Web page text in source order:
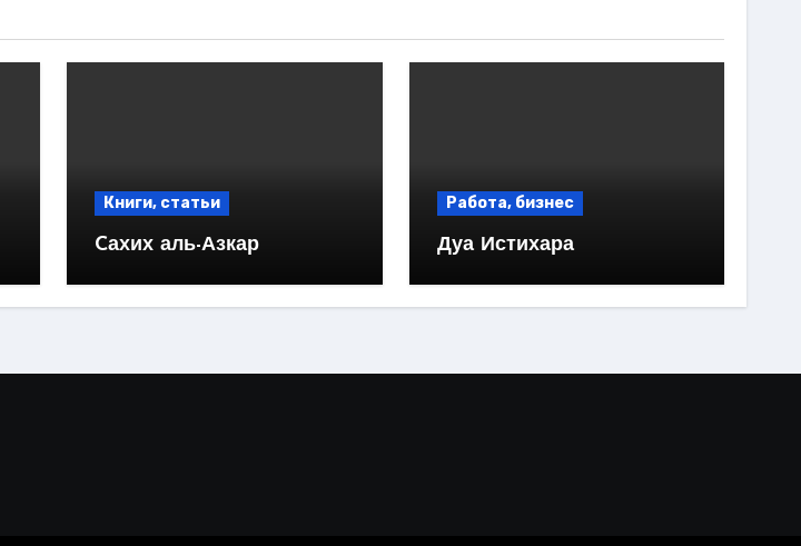
Книги, статьи
Cахих аль-Азкар
Работа, бизнес
Дуа Истихара